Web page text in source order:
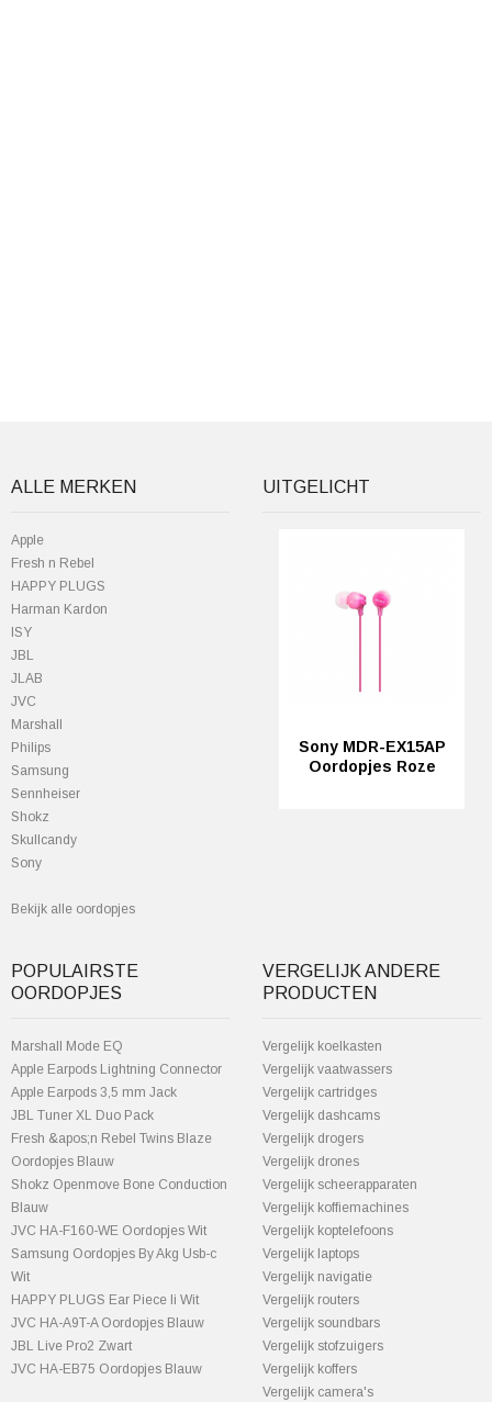
ALLE MERKEN
Apple
Fresh n Rebel
HAPPY PLUGS
Harman Kardon
ISY
JBL
JLAB
JVC
Marshall
Philips
Samsung
Sennheiser
Shokz
Skullcandy
Sony
Bekijk alle oordopjes
UITGELICHT
Sony MDR-EX15AP
Oordopjes Roze
POPULAIRSTE
OORDOPJES
Marshall Mode EQ
Apple Earpods Lightning Connector
Apple Earpods 3,5 mm Jack
JBL Tuner XL Duo Pack
Fresh &apos;n Rebel Twins Blaze
Oordopjes Blauw
Shokz Openmove Bone Conduction
Blauw
JVC HA-F160-WE Oordopjes Wit
Samsung Oordopjes By Akg Usb-c
Wit
HAPPY PLUGS Ear Piece Ii Wit
JVC HA-A9T-A Oordopjes Blauw
JBL Live Pro2 Zwart
JVC HA-EB75 Oordopjes Blauw
VERGELIJK ANDERE
PRODUCTEN
Vergelijk koelkasten
Vergelijk vaatwassers
Vergelijk cartridges
Vergelijk dashcams
Vergelijk drogers
Vergelijk drones
Vergelijk scheerapparaten
Vergelijk koffiemachines
Vergelijk koptelefoons
Vergelijk laptops
Vergelijk navigatie
Vergelijk routers
Vergelijk soundbars
Vergelijk stofzuigers
Vergelijk koffers
Vergelijk camera's